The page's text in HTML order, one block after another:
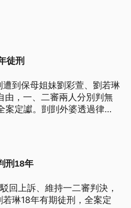
徒刑
到保母姐妹劉彩萱、劉若琳
由，一、二審兩人分別判無
定讞。剴剴外婆透過律師
刑18年
回上訴、維持一二審判決，
琳18年有期徒刑，全案定